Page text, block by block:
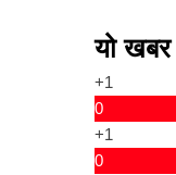
यो
+1
0
+1
0